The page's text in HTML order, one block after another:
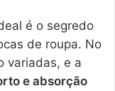
é o segredo
de roupa. No
variadas, e a
e absorção